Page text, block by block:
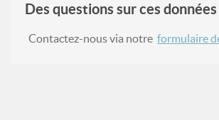
Des questions sur ces données
Contactez-nous via notre formulaire